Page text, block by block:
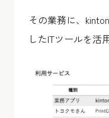
その業務に、
したITツールを活